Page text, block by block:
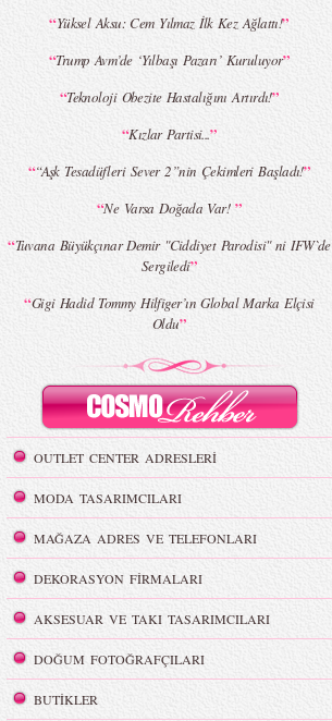
“Yüksel Aksu: Cem Yılmaz İlk Kez Ağlattı!”
“Trump Avm’de ‘Yılbaşı Pazarı’ Kuruluyor”
“Teknoloji Obezite Hastalığını Artırdı!”
“Kızlar Partisi...”
““Aşk Tesadüfleri Sever 2”nin Çekimleri Başladı!”
“Ne Varsa Doğada Var! ”
“Tuvana Büyükçınar Demir "Ciddiyet Parodisi" ni IFW`de
Sergiledi”
“Gigi Hadid Tommy Hilfiger’ın Global Marka Elçisi
Oldu”
OUTLET CENTER ADRESLERİ
MODA TASARIMCILARI
MAĞAZA ADRES VE TELEFONLARI
DEKORASYON FİRMALARI
AKSESUAR VE TAKI TASARIMCILARI
DOĞUM FOTOĞRAFÇILARI
BUTİKLER